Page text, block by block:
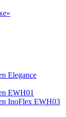
Elegance
EWH01
InoFlex EWH03